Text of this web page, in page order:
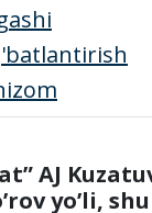
AJ
yo’li,